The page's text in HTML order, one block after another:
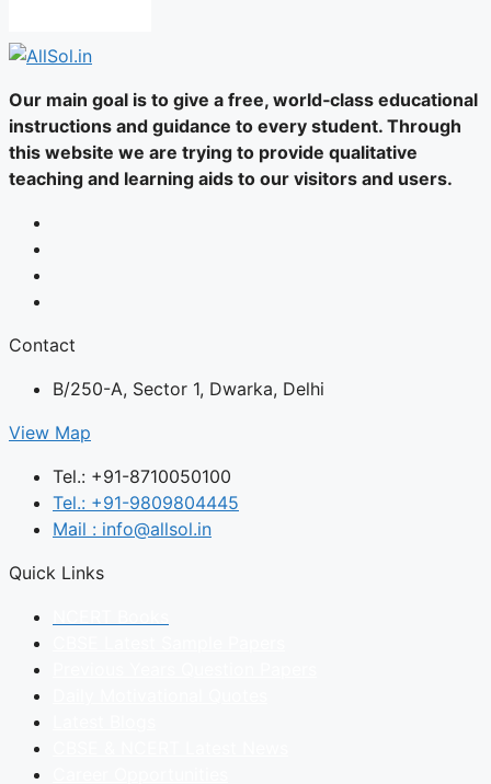
Our main goal is to give a free, world‑class educational
instructions and guidance to every student. Through
this website we are trying to provide qualitative
teaching and learning aids to our visitors and users.
Contact
B/250-A, Sector 1, Dwarka, Delhi
View Map
Tel.: +91-8710050100
Tel.: +91-9809804445
Mail : info@allsol.in
Quick Links